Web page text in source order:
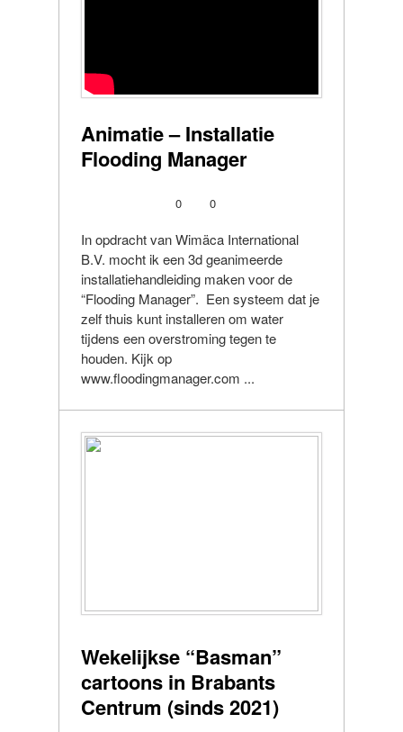
Animatie – Installatie
Flooding Manager
0 0
In opdracht van Wimäca International
B.V. mocht ik een 3d geanimeerde
installatiehandleiding maken voor de
“Flooding Manager”. Een systeem dat je
zelf thuis kunt installeren om water
tijdens een overstroming tegen te
houden. Kijk op
www.floodingmanager.com ...
Wekelijkse “Basman”
cartoons in Brabants
Centrum (sinds 2021)